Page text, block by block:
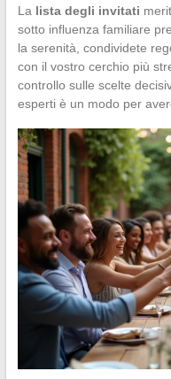
La lista degli invitati
sotto influenza familiare
la serenità, condividete
con il vostro cerchio più
controllo sulle scelte
esperti è un modo per